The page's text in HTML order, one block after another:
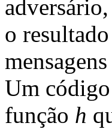
o
Um
função h